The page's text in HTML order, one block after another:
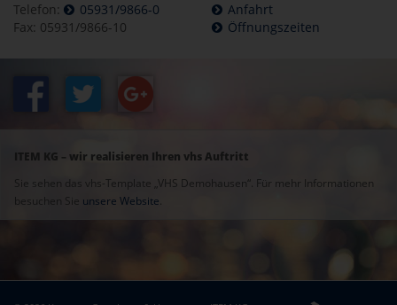
Telefon:
05931/9866-0
Fax: 05931/9866-10
Anfahrt
Öffnungszeiten
ITEM KG – wir realisieren Ihren vhs Auftritt
Sie sehen das vhs-Template „VHS Demohausen“. Für mehr Informationen
besuchen Sie unsere Website.